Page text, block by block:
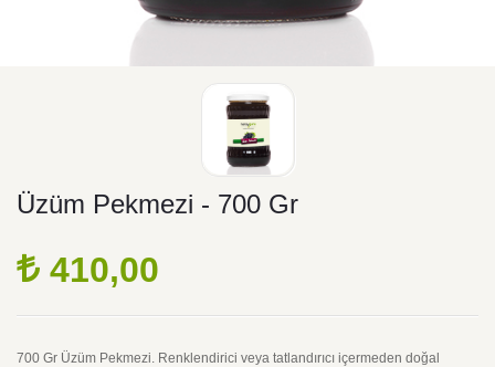
Üzüm Pekmezi - 700 Gr
410,00
700 Gr Üzüm Pekmezi. Renklendirici veya tatlandırıcı içermeden doğal